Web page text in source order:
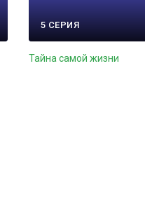
5 СЕРИЯ
Тайна самой жизни